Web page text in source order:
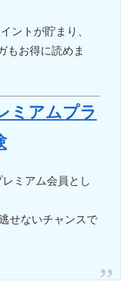
ントが貯まり、
もお得に読めま
ミアムプラ
ミアム会員とし
せないチャンスで